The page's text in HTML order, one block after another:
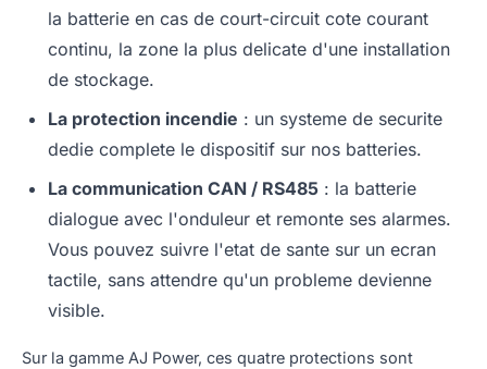
la batterie en cas de court-circuit cote courant
continu, la zone la plus delicate d'une installation
de stockage.
La protection incendie : un systeme de securite
dedie complete le dispositif sur nos batteries.
La communication CAN / RS485 : la batterie
dialogue avec l'onduleur et remonte ses alarmes.
Vous pouvez suivre l'etat de sante sur un ecran
tactile, sans attendre qu'un probleme devienne
visible.
Sur la gamme AJ Power, ces quatre protections sont